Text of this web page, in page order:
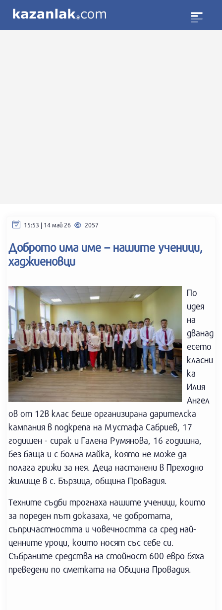
15:53 | 14 май 26 2057
Доброто има име – нашите ученици,
хаджиеновци
По
идея
на
дванад
есето
класни
ка
Илия
Ангел
ов от 12в клас беше организирана дарителска
кампания в подкрепа на Мустафа Сабриев, 17
годишен - сирак и Галена Румянова, 16 годишна,
без баща и с болна майка, която не може да
полага грижи за нея. Деца настанени в Преходно
жилище в с. Бързица, община Провадия.
Техните съдби трогнаха нашите ученици, които
за пореден път доказаха, че добротата,
съпричастността и човечността са сред най-
ценните уроци, които носят със себе си.
Събраните средства на стойност 600 евро бяха
преведени по сметката на Община Провадия.